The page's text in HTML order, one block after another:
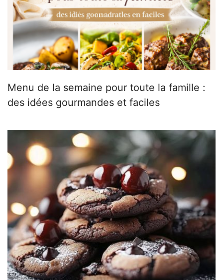
Menu de la semaine pour toute la famille :
des idées gourmandes et faciles